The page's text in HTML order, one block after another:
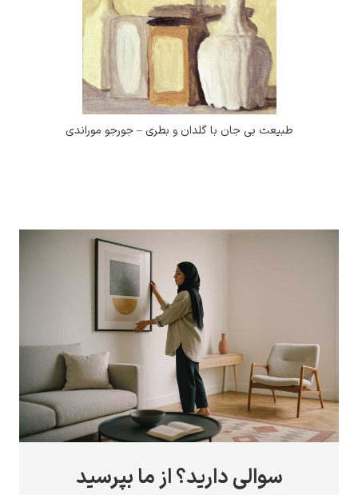
طبیعت بی جان با گلدان و بطری – جورجو موراندی
سوالی دارید؟ از ما بپرسید